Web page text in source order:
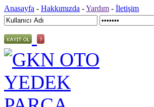
Anasayfa - Hakkımızda -Yardım - İletişim